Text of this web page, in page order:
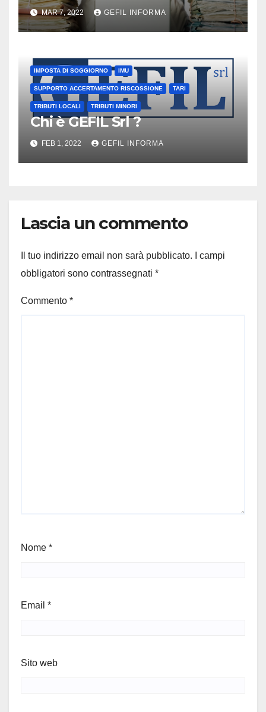
MAR 7, 2022 GEFIL INFORMA
IMPOSTA DI SOGGIORNO IMU
SUPPORTO ACCERTAMENTO RISCOSSIONE TARI
TRIBUTI LOCALI TRIBUTI MINORI
Chi è GEFIL Srl ?
FEB 1, 2022 GEFIL INFORMA
Lascia un commento
Il tuo indirizzo email non sarà pubblicato.
I campi
obbligatori sono contrassegnati *
Commento *
Nome *
Email *
Sito web